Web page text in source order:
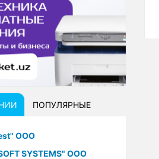
ПОПУЛЯРНЫЕ
ООО
SYSTEMS" ООО